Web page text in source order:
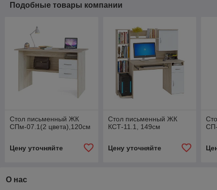
Подобные товары компании
Стол письменный ЖК
СПм-07.1(2 цвета),120см
Цену уточняйте
Стол письменный ЖК
КСТ-11.1, 149см
Цену уточняйте
О нас